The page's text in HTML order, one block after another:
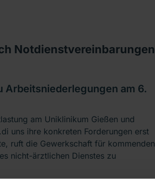
Notdienstvereinbarungen
am 6.
am Uniklinikum Gießen und
uns ihre konkreten Forderungen erst
ruft die Gewerkschaft für kommenden
nicht-ärztlichen Dienstes zu